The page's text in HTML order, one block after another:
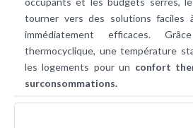
tourner vers des solutions faciles
immédiatement efficaces.
thermocyclique, une température
les logements pour un confort
surconsommations.